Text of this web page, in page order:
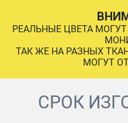
РЕАЛЬНЫЕ ЦВЕТА
ТАК ЖЕ НА РАЗНЫХ
МОГУТ
СРОК